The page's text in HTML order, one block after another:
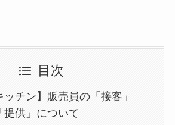
目次
ッチン】販売員の「接客」
提供」について